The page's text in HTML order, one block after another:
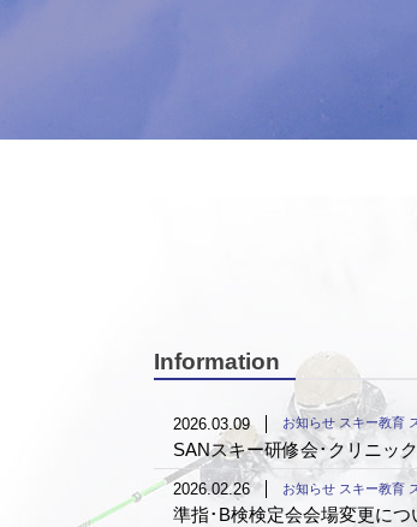
Information
2026.03.09 お知らせ スキー教育
SANスキー研修会･クリニッ
2026.02.26 お知らせ スキー教育
準指･B検検定会会場変更につ